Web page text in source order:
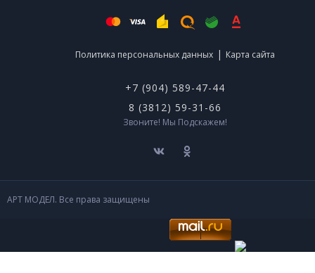
Политика персональных данных | Карта сайта
+7 (904) 589-47-44
8 (3812) 59-31-66
Звоните! Мы Подскажем!
АРТ МОДЕЛ. Все права защищены